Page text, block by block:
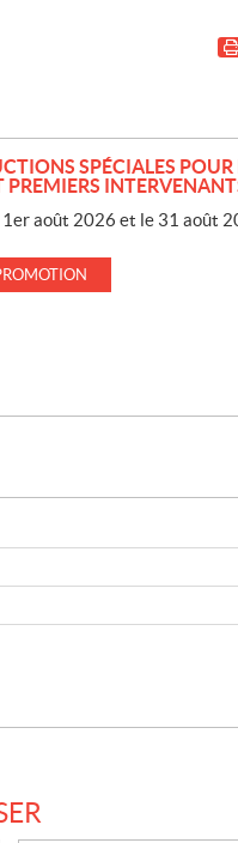
SPÉCIALES POUR
PREMIERS
août 2026 et le 31 août